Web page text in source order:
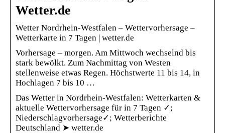
Wetter.de
Wetter Nordrhein-Westfalen – Wettervorhersage –
Wetterkarte in 7 Tagen | wetter.de
Vorhersage – morgen. Am Mittwoch wechselnd bis
stark bewölkt. Zum Nachmittag von Westen
stellenweise etwas Regen. Höchstwerte 11 bis 14, in
Hochlagen 7 bis 10 …
Das Wetter in Nordrhein-Westfalen: Wetterkarten &
aktuelle Wettervorhersage für in 7 Tagen ✓;
Niederschlagvorhersage✓; Wetterberichte
Deutschland ➤ wetter.de